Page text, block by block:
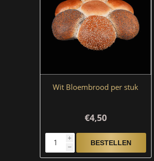
Wit Bloembrood per stuk
€4,50
i
h